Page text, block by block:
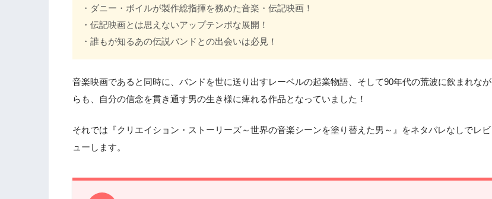
・ダニー・ボイルが製作総指揮を務めた音楽・伝記映画！
・伝記映画とは思えないアップテンポな展開！
・誰もが知るあの伝説バンドとの出会いは必見！
音楽映画であると同時に、バンドを世に送り出すレーベルの起業物語、そして90年代の荒波に飲まれなが
らも、自分の信念を貫き通す男の生き様に痺れる作品となっていました！
それでは『クリエイション・ストーリーズ～世界の音楽シーンを塗り替えた男～』をネタバレなしでレビ
ューします。